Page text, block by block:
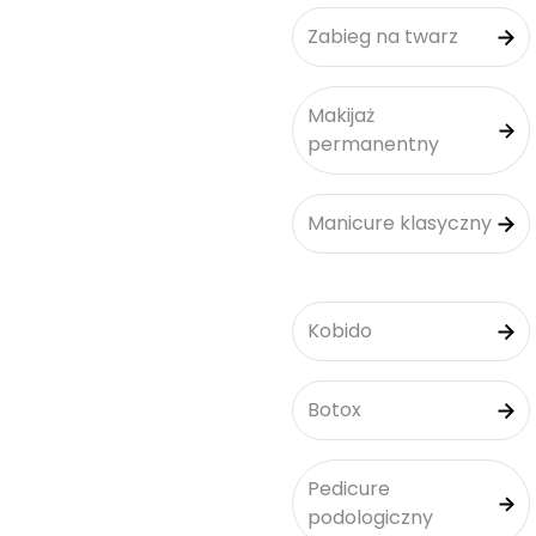
Zabieg na twarz
Makijaż
permanentny
Manicure klasyczny
Kobido
Botox
Pedicure
podologiczny